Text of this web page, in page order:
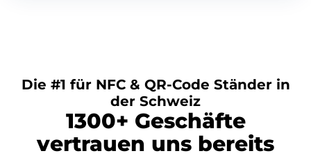
Die #1 für NFC & QR-Code Ständer in
der Schweiz
1300+ Geschäfte
vertrauen uns bereits